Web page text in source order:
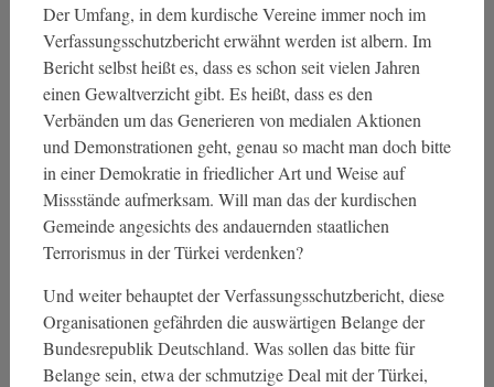
Der Umfang, in dem kurdische Vereine immer noch im
Verfassungsschutzbericht erwähnt werden ist albern. Im
Bericht selbst heißt es, dass es schon seit vielen Jahren
einen Gewaltverzicht gibt. Es heißt, dass es den
Verbänden um das Generieren von medialen Aktionen
und Demonstrationen geht, genau so macht man doch bitte
in einer Demokratie in friedlicher Art und Weise auf
Missstände aufmerksam. Will man das der kurdischen
Gemeinde angesichts des andauernden staatlichen
Terrorismus in der Türkei verdenken?
Und weiter behauptet der Verfassungsschutzbericht, diese
Organisationen gefährden die auswärtigen Belange der
Bundesrepublik Deutschland. Was sollen das bitte für
Belange sein, etwa der schmutzige Deal mit der Türkei,